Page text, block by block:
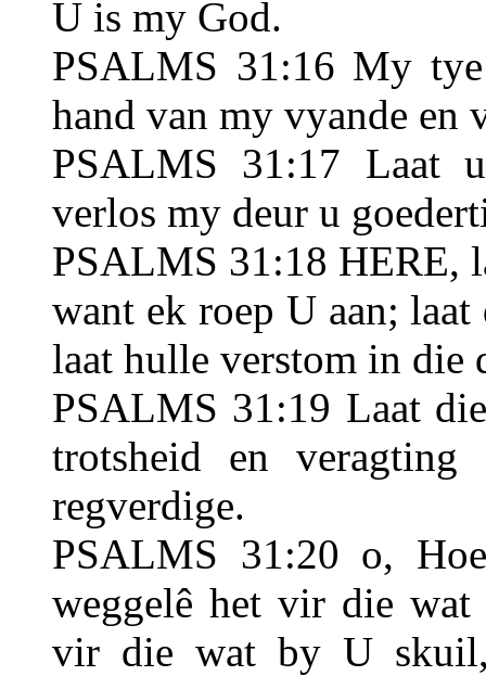
U is my God.
PSALMS 31:16 My
hand van my vyande en
PSALMS 31:17 Laat
verlos my deur u
PSALMS 31:18 HERE,
want ek roep U aan; laat
laat hulle verstom in die
PSALMS 31:19 Laat
trotsheid en veragting
regverdige.
PSALMS 31:20 o,
weggelê het vir die
vir die wat by U